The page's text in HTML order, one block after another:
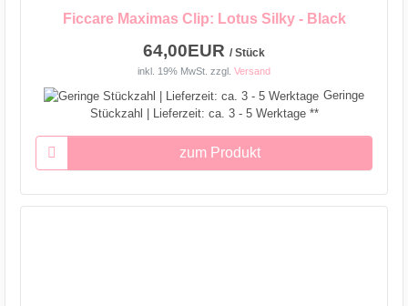
Ficcare Maximas Clip: Lotus Silky - Black
64,00EUR / Stück
inkl. 19% MwSt. zzgl. Versand
Geringe
Stückzahl | Lieferzeit: ca. 3 - 5 Werktage **
zum Produkt